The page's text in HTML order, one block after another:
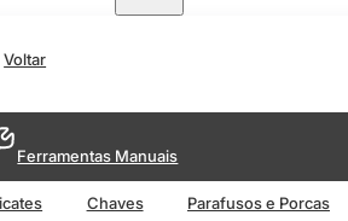
Voltar
Ferramentas Manuais
Chaves Parafusos e Porcas